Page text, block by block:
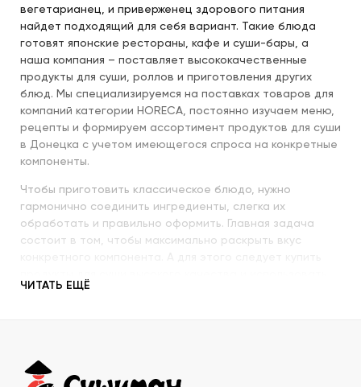
вегетарианец, и приверженец здорового питания
найдет подходящий для себя вариант. Такие блюда
готовят японские рестораны, кафе и суши-бары, а
наша компания – поставляет высококачественные
продукты для суши, роллов и приготовления других
блюд. Мы специализируемся на поставках товаров для
компаний категории HORECA, постоянно изучаем меню,
рецепты и формируем ассортимент продуктов для суши
в Донецка с учетом имеющегося спроса на конкретные
компоненты.
Чтобы приготовить классическое блюдо, нужно
гармонично соединить ингредиенты, слегка их
обработать и правильно оформить. Главная задача
состоит в том, чтобы максимально раскрыть вкус
их со знанием всех секретов.
происхождение и свежесть каждого продукта, условия
ЧИТАТЬ ЕЩЁ